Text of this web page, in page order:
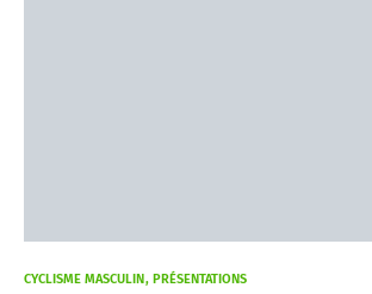
CYCLISME MASCULIN PRÉSENTATIONS